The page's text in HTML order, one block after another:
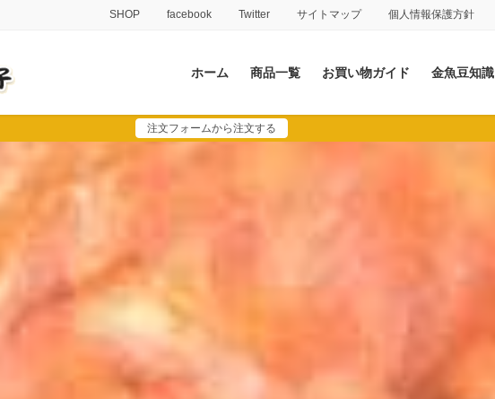
SHOP facebook Twitter サイトマップ 個人情報保護方針
ホーム 商品一覧 お買い物ガイド 金魚豆知識
注文フォームから注文する